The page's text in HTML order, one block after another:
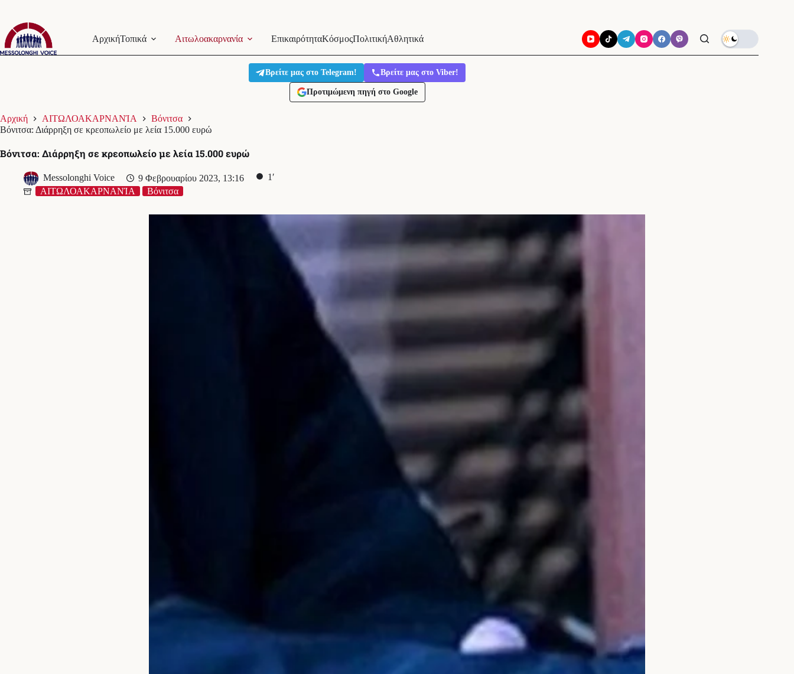
Μετάβαση
στο
περιεχόμενο
ΑρχικήΤοπικά Αιτωλοακαρνανία ΕπικαιρότηταΚόσμοςΠολιτικήΑθλητικά
Βρείτε μας στο Telegram! Βρείτε μας στο Viber!
Προτιμώμενη πηγή στο Google
Αρχική ΑΙΤΩΛΟΑΚΑΡΝΑΝΊΑ
Βόνιτσα
Βόνιτσα: Διάρρηξη σε κρεοπωλείο με λεία 15.000 ευρώ
Βόνιτσα: Διάρρηξη σε κρεοπωλείο με λεία 15.000 ευρώ
Messolonghi Voice 9 Φεβρουαρίου 2023, 13:16
1′
ΑΙΤΩΛΟΑΚΑΡΝΑΝΊΑ
Βόνιτσα